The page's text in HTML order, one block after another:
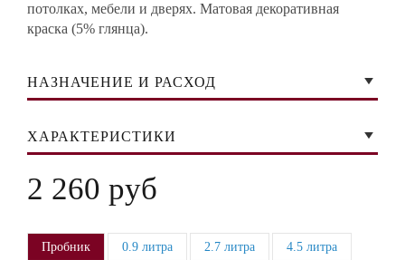
потолках, мебели и дверях. Матовая декоративная
краска (5% глянца).
НАЗНАЧЕНИЕ И РАСХОД
ХАРАКТЕРИСТИКИ
2 260 руб
Пробник 0.9 литра 2.7 литра 4.5 литра